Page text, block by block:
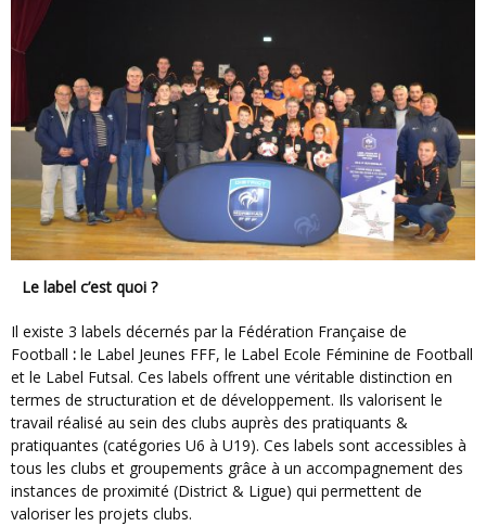
Le label c’est quoi ?
Il existe 3 labels décernés par la Fédération Française de
Football : le Label Jeunes FFF, le Label Ecole Féminine de Football
et le Label Futsal. Ces labels offrent une véritable distinction en
termes de structuration et de développement. Ils valorisent le
travail réalisé au sein des clubs auprès des pratiquants &
pratiquantes (catégories U6 à U19). Ces labels sont accessibles à
tous les clubs et groupements grâce à un accompagnement des
instances de proximité (District & Ligue) qui permettent de
valoriser les projets clubs.